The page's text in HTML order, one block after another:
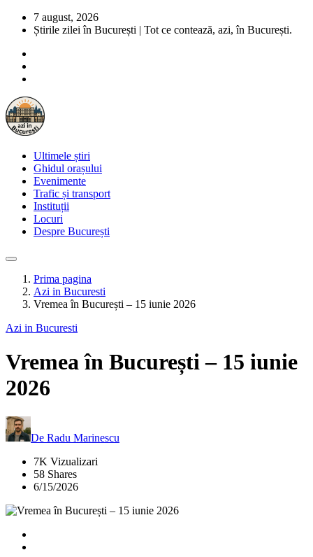
7 august, 2026
Știrile zilei în București | Tot ce contează, azi, în București.
Ultimele știri
Ghidul orașului
Evenimente
Trafic și transport
Instituții
Locuri
Despre București
Prima pagina
Azi in Bucuresti
Vremea în București – 15 iunie 2026
Azi in Bucuresti
Vremea în București – 15 iunie
2026
De Radu Marinescu
7K Vizualizari
58 Shares
6/15/2026